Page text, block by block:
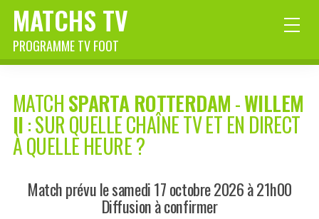
MATCHS TV
PROGRAMME TV FOOT
MATCHSPARTA ROTTERDAM-WILLEM
II: SUR QUELLE CHAÎNE TV ET EN DIRECT
À QUELLE HEURE ?
Match prévu le samedi 17 octobre 2026 à 21h00
Diffusion à confirmer